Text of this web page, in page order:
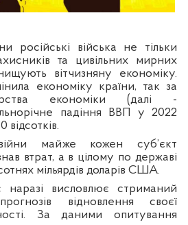
російські війська не тільки
та цивільних мирних
вітчизняну економіку.
економіку країни, так за
економіки (далі -
падіння ВВП у 2022
майже кожен суб’єкт
втрат, а в цілому по державі
мільярдів доларів США.
наразі висловлює стриманий
відновлення своєї
За даними опитування